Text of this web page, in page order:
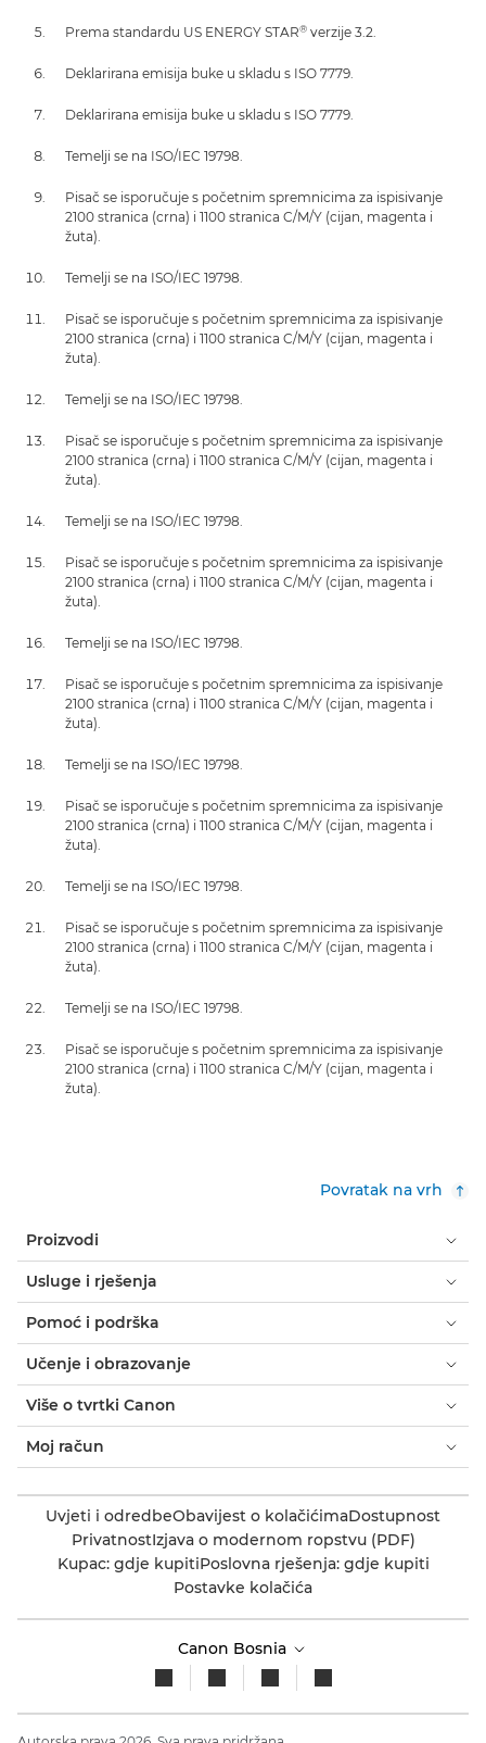
Prema standardu US ENERGY STAR® verzije 3.2.
Deklarirana emisija buke u skladu s ISO 7779.
Deklarirana emisija buke u skladu s ISO 7779.
Temelji se na ISO/IEC 19798.
Pisač se isporučuje s početnim spremnicima za ispisivanje
2100 stranica (crna) i 1100 stranica C/M/Y (cijan, magenta i
žuta).
Temelji se na ISO/IEC 19798.
Pisač se isporučuje s početnim spremnicima za ispisivanje
2100 stranica (crna) i 1100 stranica C/M/Y (cijan, magenta i
žuta).
Temelji se na ISO/IEC 19798.
Pisač se isporučuje s početnim spremnicima za ispisivanje
2100 stranica (crna) i 1100 stranica C/M/Y (cijan, magenta i
žuta).
Temelji se na ISO/IEC 19798.
Pisač se isporučuje s početnim spremnicima za ispisivanje
2100 stranica (crna) i 1100 stranica C/M/Y (cijan, magenta i
žuta).
Temelji se na ISO/IEC 19798.
Pisač se isporučuje s početnim spremnicima za ispisivanje
2100 stranica (crna) i 1100 stranica C/M/Y (cijan, magenta i
žuta).
Temelji se na ISO/IEC 19798.
Pisač se isporučuje s početnim spremnicima za ispisivanje
2100 stranica (crna) i 1100 stranica C/M/Y (cijan, magenta i
žuta).
Temelji se na ISO/IEC 19798.
Pisač se isporučuje s početnim spremnicima za ispisivanje
2100 stranica (crna) i 1100 stranica C/M/Y (cijan, magenta i
žuta).
Temelji se na ISO/IEC 19798.
Pisač se isporučuje s početnim spremnicima za ispisivanje
2100 stranica (crna) i 1100 stranica C/M/Y (cijan, magenta i
žuta).
Povratak na vrh
Proizvodi
Usluge i rješenja
Pomoć i podrška
Učenje i obrazovanje
Više o tvrtki Canon
Moj račun
Uvjeti i odredbeObavijest o kolačićimaDostupnost
PrivatnostIzjava o modernom ropstvu (PDF)
Kupac: gdje kupitiPoslovna rješenja: gdje kupiti
Postavke kolačića
Canon Bosnia